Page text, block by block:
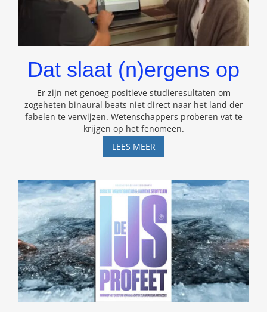
Dat slaat (n)ergens op
Er zijn net genoeg positieve studieresultaten om
zogeheten binaural beats niet direct naar het land der
fabelen te verwijzen. Wetenschappers proberen vat te
krijgen op het fenomeen.
LEES MEERDAT
SLAAT
(N)ERGENS